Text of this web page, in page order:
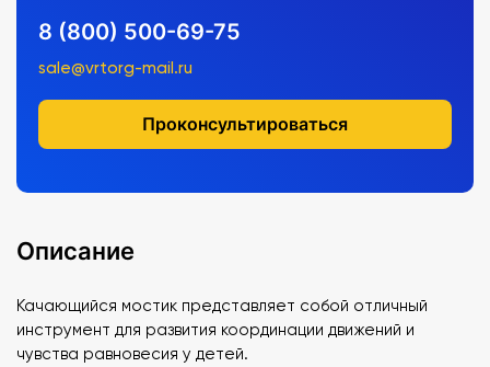
8 (800) 500-69-75
sale@vrtorg-mail.ru
Проконсультироваться
Описание
Качающийся мостик представляет собой отличный
инструмент для развития координации движений и
чувства равновесия у детей.